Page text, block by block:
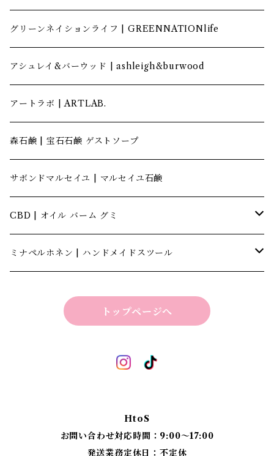
グリーンネイションライフ | GREENNATIONlife
アシュレイ&バーウッド | ashleigh&burwood
アートラボ | ARTLAB.
森石鹸 | 宝石石鹸 ゲストソープ
サボンドマルセイユ | マルセイユ石鹸
CBD | オイル バーム グミ
キャナテック | CannaTech
ミナペルホネン | ハンドメイドスツール
折り畳みスツール
丸脚四角スツール
トップページへ
HtoS
お問い合わせ対応時間：9:00〜17:00
発送業務定休日：不定休